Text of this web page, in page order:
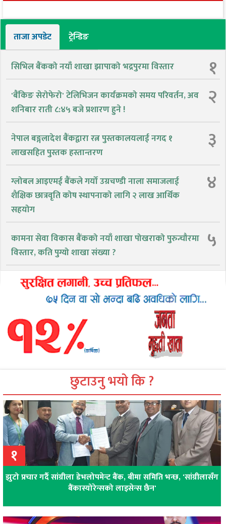
ताजा अपडेट ट्रेन्डिङ
सिभिल बैंकको नयाँ शाखा झापाको भद्रपुरमा विस्तार १
'बैंकिङ सेरोफेरो' टेलिभिजन कार्यक्रमको समय परिवर्तन, अव
शनिबार राती ८:४५ बजे प्रशारण हुने !
२
नेपाल बङ्गलादेश बैंकद्वारा रत्न पुस्तकालयलाई नगद १
लाखसहित पुस्तक हस्तान्तरण
३
ग्लोबल आइएमई बैंकले गर्यो उग्रचण्डी नाला समाजलाई
शैक्षिक छात्रवृति कोष स्थापनाको लागि २ लाख आर्थिक
सहयोग
४
कामना सेवा विकास बैंकको नयाँ शाखा पोखराको पुरुन्चौरमा
विस्तार, कति पुग्यो शाखा संख्या ?
५
छुटाउनु भयो कि ?
१
झुटो प्रचार गर्दै सांग्रीला डेभलोपमेन्ट बैंक, बीमा समिति भन्छ, 'सांग्रीलासँग
बैंकास्योरेन्सको लाइसेन्स छैन'